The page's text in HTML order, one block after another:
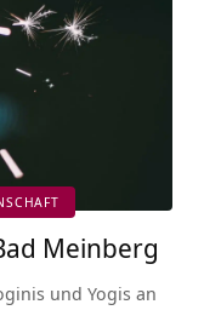
Meinberg
und Yogis an